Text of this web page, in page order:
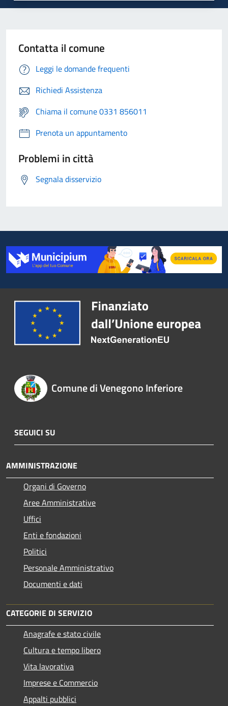
Contatta il comune
Leggi le domande frequenti
Richiedi Assistenza
Chiama il comune 0331 856011
Prenota un appuntamento
Problemi in città
Segnala disservizio
Comune di Venegono Inferiore
SEGUICI SU
AMMINISTRAZIONE
Organi di Governo
Aree Amministrative
Uffici
Enti e fondazioni
Politici
Personale Amministrativo
Documenti e dati
CATEGORIE DI SERVIZIO
Anagrafe e stato civile
Cultura e tempo libero
Vita lavorativa
Imprese e Commercio
Appalti pubblici